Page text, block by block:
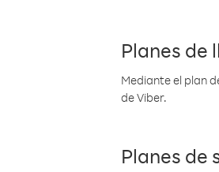
Planes de
Mediante el plan
de Viber.
Planes de